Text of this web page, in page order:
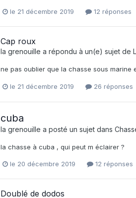
le 21 décembre 2019 12 réponses
Cap roux
la grenouille a répondu à un(e) sujet de
ne pas oublier que la chasse sous marine
le 21 décembre 2019 26 réponses
cuba
la grenouille a posté un sujet dans
la chasse à cuba , qui peut m éclairer ?
le 20 décembre 2019 12 réponses
Doublé de dodos